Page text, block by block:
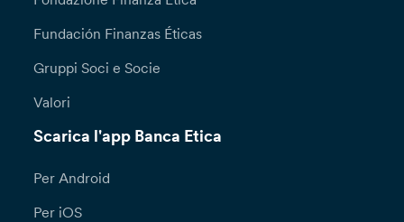
Fundación Finanzas Éticas
Gruppi Soci e Socie
Valori
Scarica l'app Banca Etica
Per Android
Per iOS